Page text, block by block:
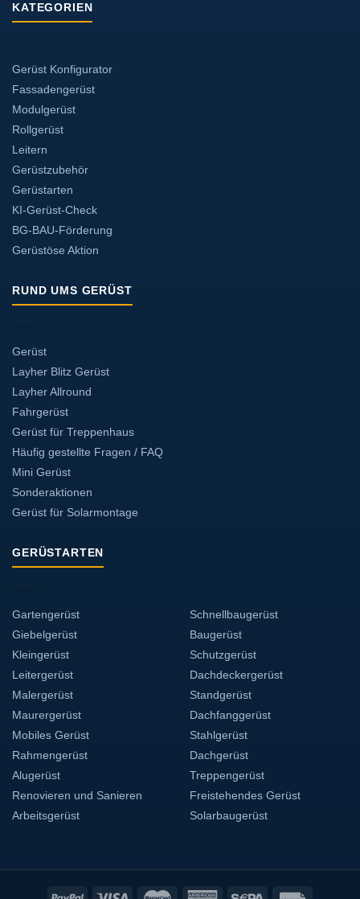
KATEGORIEN
Gerüst Konfigurator
Fassadengerüst
Modulgerüst
Rollgerüst
Leitern
Gerüstzubehör
Gerüstarten
KI-Gerüst-Check
BG-BAU-Förderung
Gerüstöse Aktion
RUND UMS GERÜST
Gerüst
Layher Blitz Gerüst
Layher Allround
Fahrgerüst
Gerüst für Treppenhaus
Häufig gestellte Fragen / FAQ
Mini Gerüst
Sonderaktionen
Gerüst für Solarmontage
GERÜSTARTEN
Gartengerüst
Giebelgerüst
Kleingerüst
Leitergerüst
Malergerüst
Maurergerüst
Mobiles Gerüst
Rahmengerüst
Alugerüst
Renovieren und Sanieren
Arbeitsgerüst
Schnellbaugerüst
Baugerüst
Schutzgerüst
Dachdeckergerüst
Standgerüst
Dachfanggerüst
Stahlgerüst
Dachgerüst
Treppengerüst
Freistehendes Gerüst
Solarbaugerüst